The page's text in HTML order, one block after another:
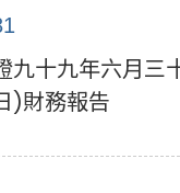
九十九年六月三
)財務報告